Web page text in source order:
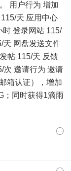
用户行为 增加
天 应用中心
时 登录网站 115/
天 网盘发送文件
帖 115/天 反馈
次 邀请行为 邀请
箱认证），增加
；同时获得1滴雨